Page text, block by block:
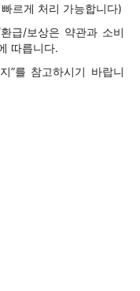
르게 처리 가능합니다)
급/보상은 약관과 소비
따릅니다.
”를 참고하시기 바랍니